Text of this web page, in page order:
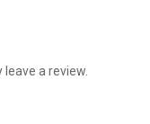
a review.